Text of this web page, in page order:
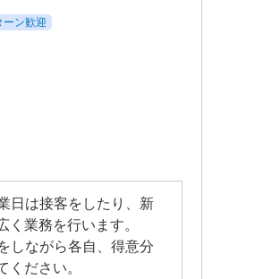
ーン歓迎
日は接客をしたり、新
業務を行います。
しながら各自、得意分
ください。